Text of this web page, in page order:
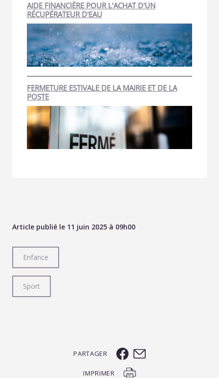
AIDE FINANCIÈRE POUR L'ACHAT D'UN
RÉCUPÉRATEUR D'EAU
FERMETURE ESTIVALE DE LA MAIRIE ET DE LA
POSTE
Article publié le 11 juin 2025 à 09h00
Enfance
Sport
PARTAGER
IMPRIMER